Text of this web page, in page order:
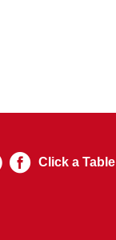
Click a Table